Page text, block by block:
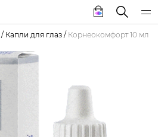
/ Капли для глаз / Корнеокомфорт 10 мл